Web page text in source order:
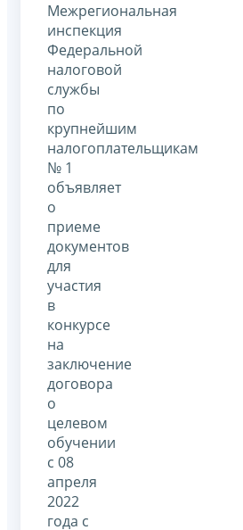
Межрегиональная
инспекция
Федеральной
налоговой
службы
по
крупнейшим
налогоплательщикам
№ 1
объявляет
о
приеме
документов
для
участия
в
конкурсе
на
заключение
договора
о
целевом
обучении
с 08
апреля
2022
года с